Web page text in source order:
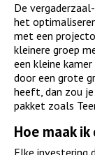
De
het
met een
kleinere groep
een kleine
door een grote
heeft, dan zou
pakket zoals
Hoe maak